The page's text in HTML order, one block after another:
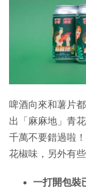
啤酒向來和薯片
出「麻麻地」青
千萬不要錯過啦
花椒味，另外有
一打開包裝